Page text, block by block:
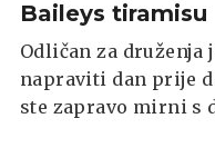
Baileys tiramisu
Odličan za
napraviti dan prije
ste zapravo mirni s